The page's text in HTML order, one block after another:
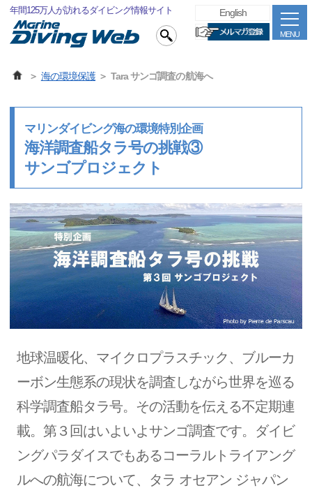
年間125万人が訪れるダイビング情報サイト
MENU
English
海の環境保護 Tara サンゴ調査の航海へ
マリンダイビング海の環境特別企画
海洋調査船タラ号の挑戦③
サンゴプロジェクト
地球温暖化、マイクロプラスチック、ブルーカ
ーボン生態系の現状を調査しながら世界を巡る
科学調査船タラ号。その活動を伝える不定期連
載。第３回はいよいよサンゴ調査です。ダイビ
ングパラダイスでもあるコーラルトライアング
ルへの航海について、タラ オセアン ジャパン